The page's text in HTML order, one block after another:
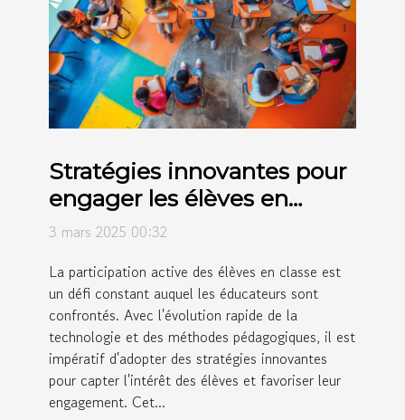
Stratégies innovantes pour
engager les élèves en
classe
3 mars 2025 00:32
La participation active des élèves en classe est
un défi constant auquel les éducateurs sont
confrontés. Avec l'évolution rapide de la
technologie et des méthodes pédagogiques, il est
impératif d'adopter des stratégies innovantes
pour capter l'intérêt des élèves et favoriser leur
engagement. Cet...